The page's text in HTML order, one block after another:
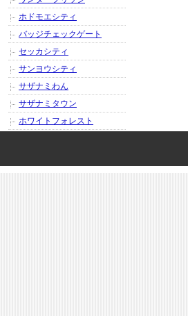
ホドモエシティ
バッジチェックゲート
セッカシティ
サンヨウシティ
サザナミわん
サザナミタウン
ホワイトフォレスト